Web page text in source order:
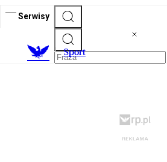
Serwisy
Sport